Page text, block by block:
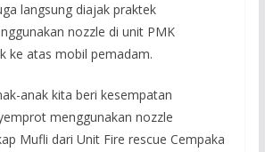
langsung diajak praktek
nozzle di unit PMK
ke atas mobil pemadam.
anak kita beri kesempatan
menggunakan nozzle
Mufli dari Unit Fire rescue Cempaka